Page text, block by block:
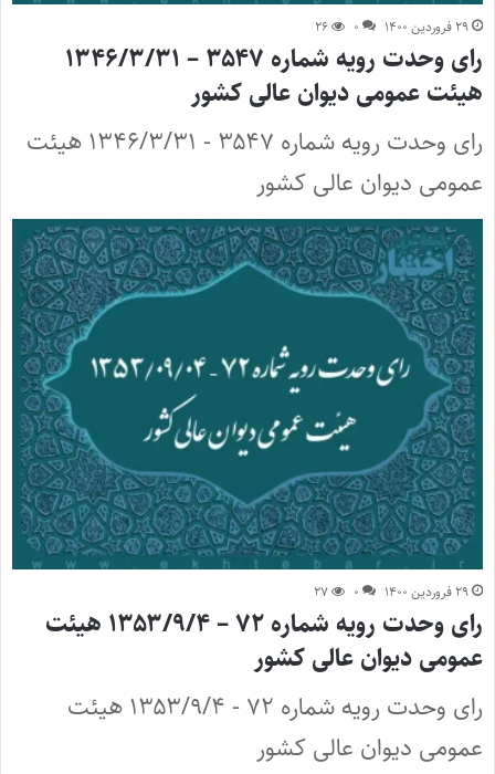
۲۹ فروردین ۱۴۰۰ ۰ ۲۶
رای وحدت رویه شماره ۳۵۴۷ – ۱۳۴۶/۳/۳۱
هیئت عمومی دیوان عالی کشور
رای وحدت رویه شماره ۳۵۴۷ - ۱۳۴۶/۳/۳۱ هیئت
عمومی دیوان عالی کشور
۲۹ فروردین ۱۴۰۰ ۰ ۲۷
رای وحدت رویه شماره ۷۲ – ۱۳۵۳/۹/۴ هیئت
عمومی دیوان عالی کشور
رای وحدت رویه شماره ۷۲ - ۱۳۵۳/۹/۴ هیئت
عمومی دیوان عالی کشور